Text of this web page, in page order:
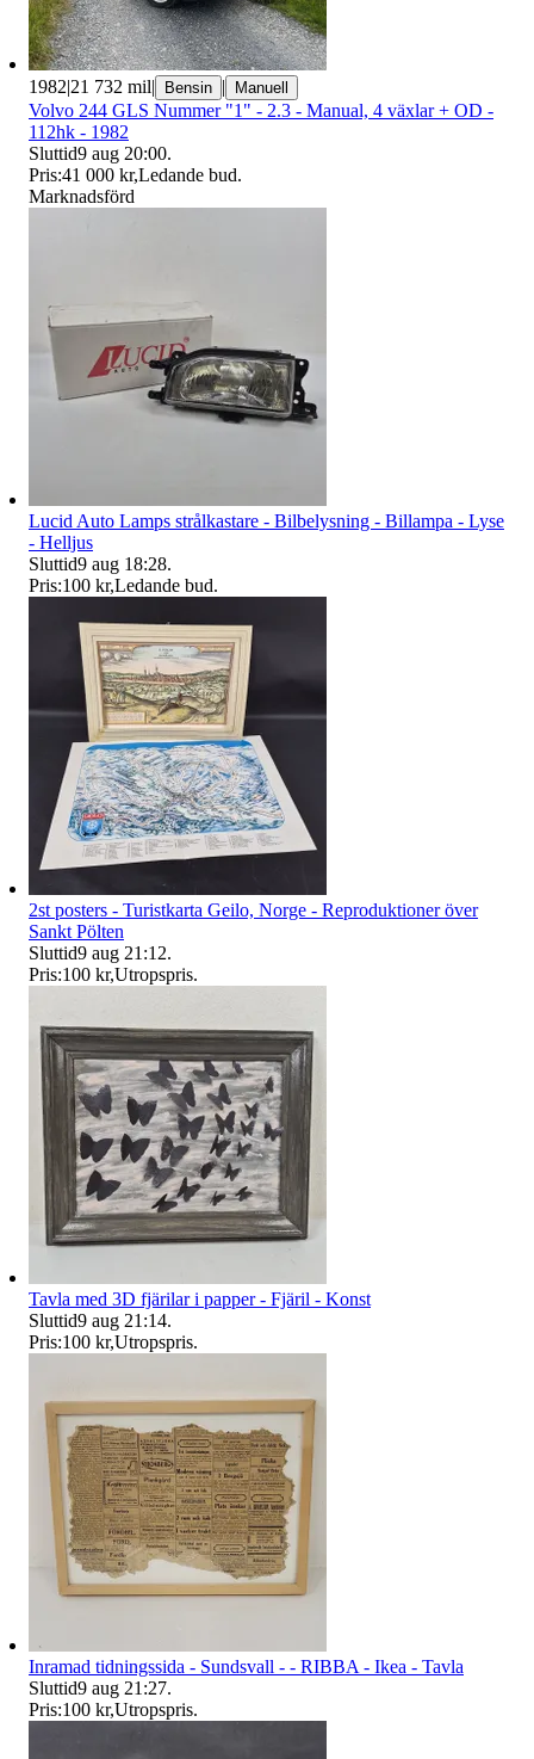
1982|21 732 mil| Bensin | Manuell
Volvo 244 GLS Nummer "1" - 2.3 - Manual, 4 växlar + OD -
112hk - 1982
Sluttid9 aug 20:00.
Pris:41 000 kr,Ledande bud.
Marknadsförd
Lucid Auto Lamps strålkastare - Bilbelysning - Billampa - Lyse
- Helljus
Sluttid9 aug 18:28.
Pris:100 kr,Ledande bud.
2st posters - Turistkarta Geilo, Norge - Reproduktioner över
Sankt Pölten
Sluttid9 aug 21:12.
Pris:100 kr,Utropspris.
Tavla med 3D fjärilar i papper - Fjäril - Konst
Sluttid9 aug 21:14.
Pris:100 kr,Utropspris.
Inramad tidningssida - Sundsvall - - RIBBA - Ikea - Tavla
Sluttid9 aug 21:27.
Pris:100 kr,Utropspris.